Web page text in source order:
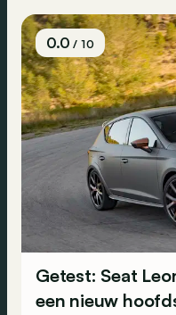
0.0/ 10
Getest: Seat
een nieuw